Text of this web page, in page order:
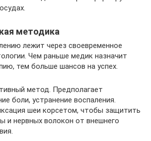
методика
лежит через своевременное
Чем раньше медик назначит
тем больше шансов на успех.
метод. Предполагает
боли, устранение воспаления.
шеи корсетом, чтобы защитить
и нервных волокон от внешнего